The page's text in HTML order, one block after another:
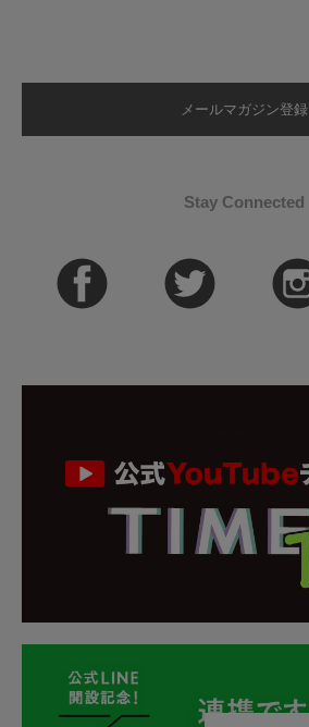
メールマガジン登録
Stay Connected